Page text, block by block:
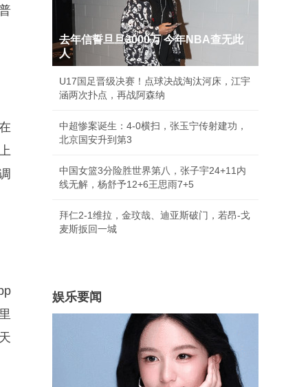
去年信誓旦旦3000万 今年NBA查无此
人
U17国足晋级决赛！点球决战淘汰河床，江宇
涵两次扑点，再战阿森纳
中超惨案诞生：4-0横扫，张玉宁传射建功，
北京国安升到第3
中国女篮3分险胜世界第八，张子宇24+11内
线无解，杨舒予12+6王思雨7+5
拜仁2-1维拉，金玟哉、迪亚斯破门，若昂-戈
麦斯扳回一城
娱乐要闻